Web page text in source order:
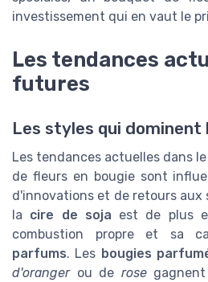
investissement qui en vaut le
Les tendances
futures
Les styles qui dominent
Les tendances actuelles dans
de fleurs en bougie sont
d'innovations et de retours aux
la cire de soja est de plus
combustion propre et sa
parfums. Les bougies
d'orangerou de rosegagnent